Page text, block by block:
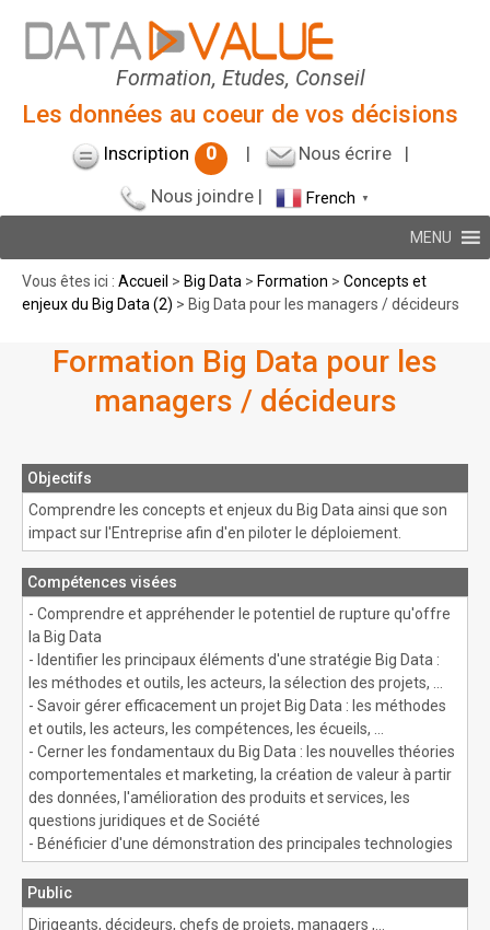
Formation, Etudes, Conseil
Les données au coeur de vos décisions
Inscription 0 | Nous écrire|
Nous joindre| French ▼
MENU
Vous êtes ici : Accueil > Big Data > Formation > Concepts et
enjeux du Big Data (2) > Big Data pour les managers / décideurs
Formation Big Data pour les
managers / décideurs
Objectifs
Comprendre les concepts et enjeux du Big Data ainsi que son
impact sur l'Entreprise afin d'en piloter le déploiement.
Compétences visées
- Comprendre et appréhender le potentiel de rupture qu'offre
la Big Data
- Identifier les principaux éléments d'une stratégie Big Data :
les méthodes et outils, les acteurs, la sélection des projets, …
- Savoir gérer efficacement un projet Big Data : les méthodes
et outils, les acteurs, les compétences, les écueils, …
- Cerner les fondamentaux du Big Data : les nouvelles théories
comportementales et marketing, la création de valeur à partir
des données, l'amélioration des produits et services, les
questions juridiques et de Société
- Bénéficier d'une démonstration des principales technologies
Public
Dirigeants, décideurs, chefs de projets, managers ,...